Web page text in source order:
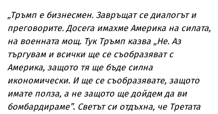
„Тръмп е бизнесмен. Завръщат се диалогът и
преговорите. Досега имахме Америка на силата,
на военната мощ. Тук Тръмп казва „Не. Аз
търгувам и всички ще се съобразяват с
Америка, защото тя ще бъде силна
икономически. И ще се съобразявате, защото
имате полза, а не защото ще дойдем да ви
бомбардираме”. Светът си отдъхна, че Третата